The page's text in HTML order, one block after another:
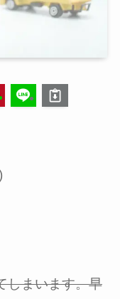
しまいます。早